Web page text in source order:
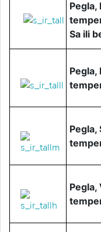
Pegla,
Sa ili
Pegla,
Pegla,
Pegla,